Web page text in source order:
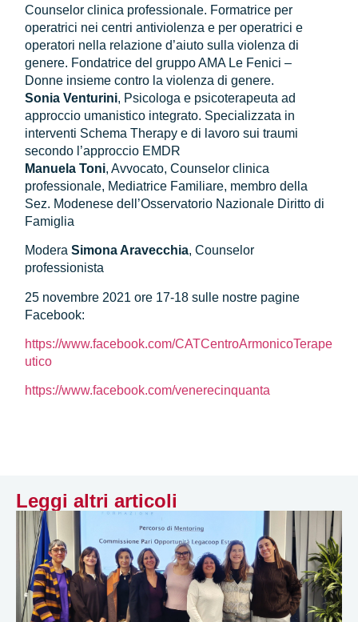
Counselor clinica professionale. Formatrice per
operatrici nei centri antiviolenza e per operatrici e
operatori nella relazione d’aiuto sulla violenza di
genere. Fondatrice del gruppo AMA Le Fenici –
Donne insieme contro la violenza di genere.
Sonia Venturini, Psicologa e psicoterapeuta ad
approccio umanistico integrato. Specializzata in
interventi Schema Therapy e di lavoro sui traumi
secondo l’approccio EMDR
Manuela Toni, Avvocato, Counselor clinica
professionale, Mediatrice Familiare, membro della
Sez. Modenese dell’Osservatorio Nazionale Diritto di
Famiglia
ModeraSimona Aravecchia, Counselor
professionista
25 novembre 2021 ore 17-18 sulle nostre pagine
Facebook:
https://www.facebook.com/CATCentroArmonicoTerape
utico
https://www.facebook.com/venerecinquanta
Leggi altri articoli